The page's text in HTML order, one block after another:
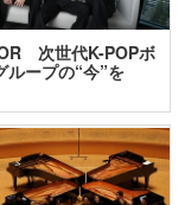
次世代K-POPボ
ループの“今”を